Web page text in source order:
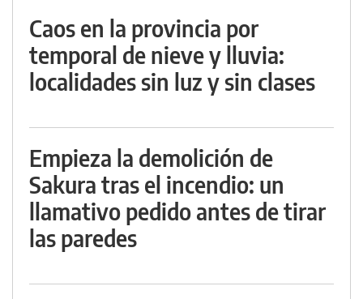
Caos en la provincia por
temporal de nieve y lluvia:
localidades sin luz y sin clases
Empieza la demolición de
Sakura tras el incendio: un
llamativo pedido antes de tirar
las paredes